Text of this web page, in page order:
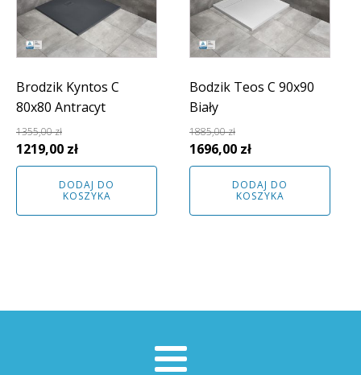
Brodzik Kyntos C
80x80 Antracyt
1355,00zł
Pierwotna
cena
wynosiła:
1355,00 zł.
1219,00 złAktualna
cena
wynosi:
DODAJ DO
KOSZYKA
Bodzik Teos C 90x90
Biały
1885,00zł
Pierwotna
cena
wynosiła:
1885,00 zł.
1696,00 złAktualna
cena
wynosi:
DODAJ DO
KOSZYKA